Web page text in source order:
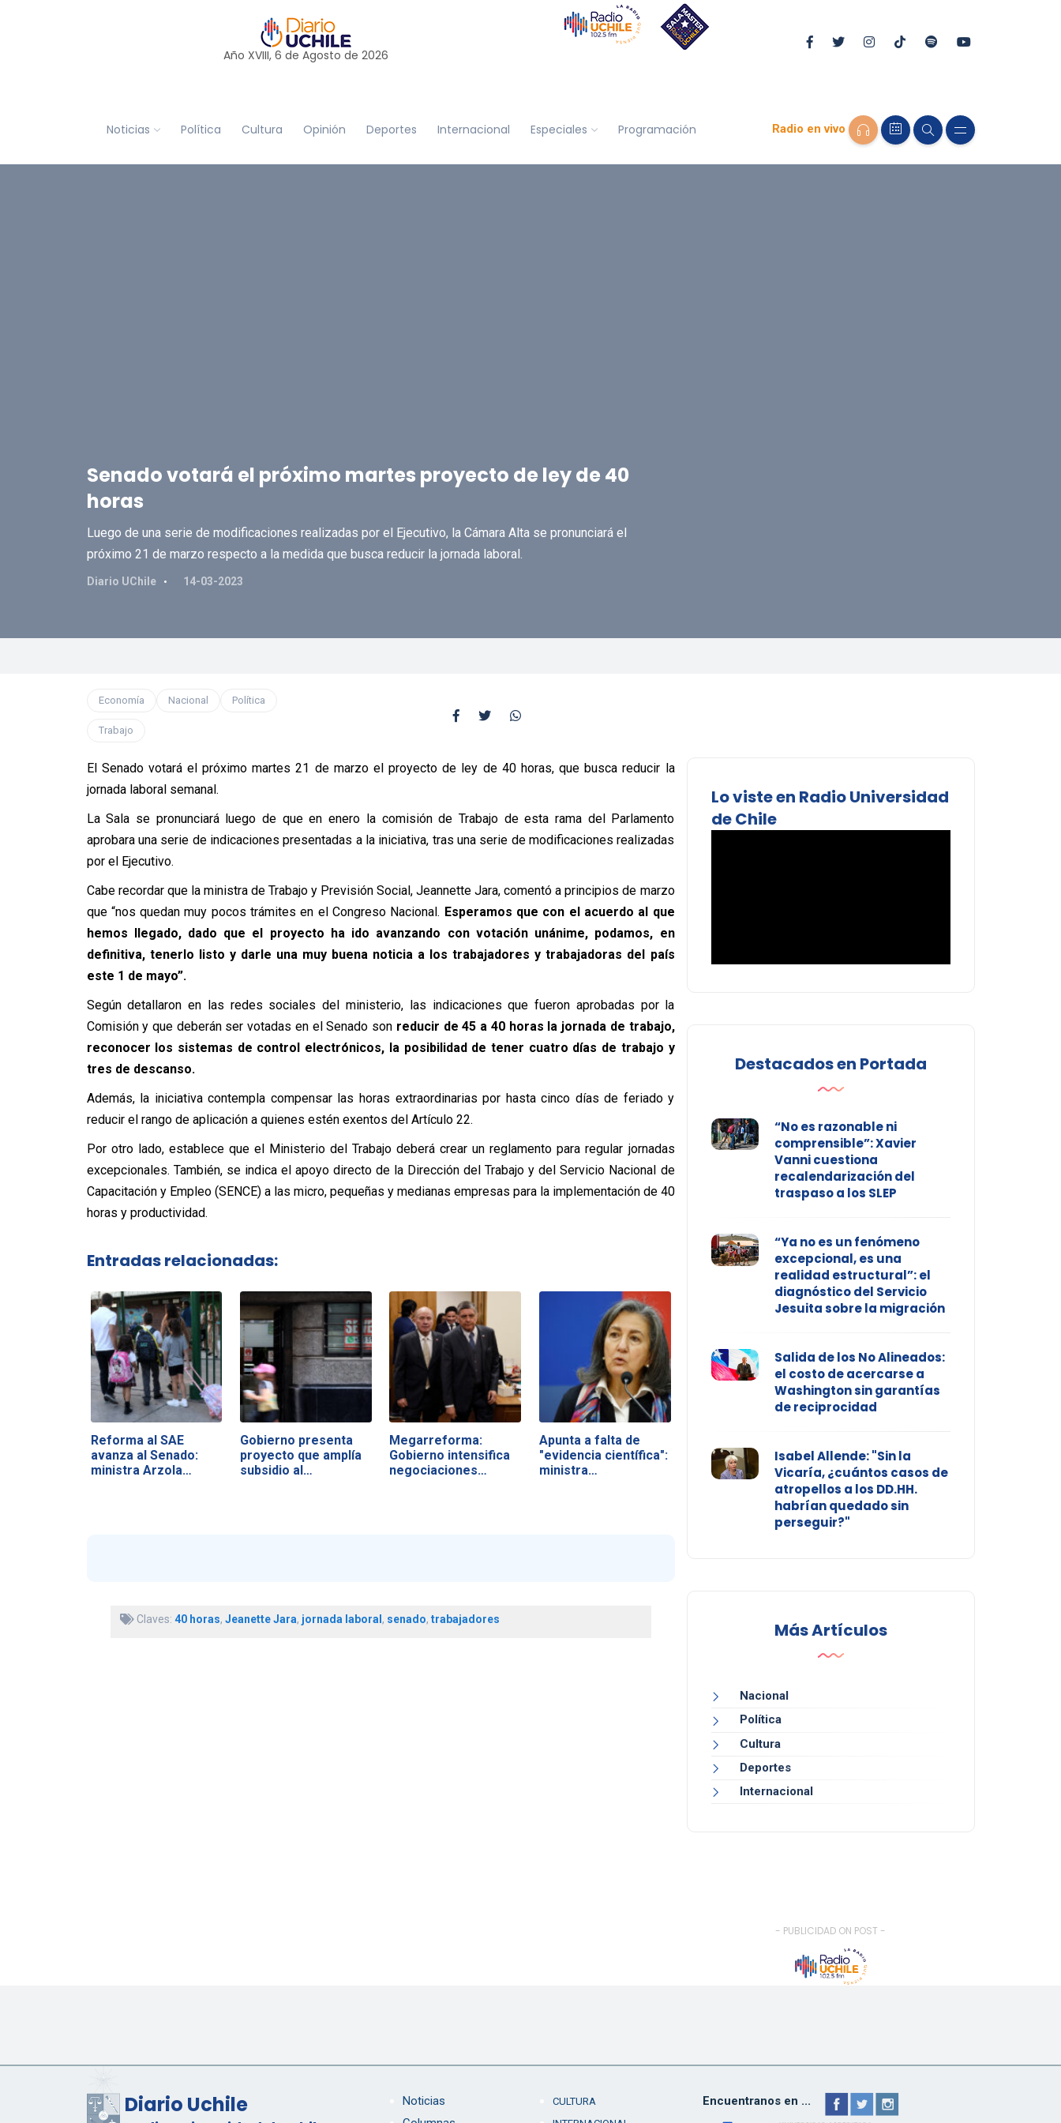
Año XVIII, 6 de Agosto de 2026
Noticias Política Cultura Opinión Deportes Internacional Especiales Programación Radio en vivo
Senado votará el próximo martes proyecto de ley de 40
horas
Luego de una serie de modificaciones realizadas por el Ejecutivo, la Cámara Alta se pronunciará el
próximo 21 de marzo respecto a la medida que busca reducir la jornada laboral.
Diario UChile 14-03-2023
Economía Nacional Política
Trabajo
El Senado votará el próximo martes 21 de marzo el proyecto de ley de 40 horas, que busca reducir la
jornada laboral semanal.
La Sala se pronunciará luego de que en enero la comisión de Trabajo de esta rama del Parlamento
aprobara una serie de indicaciones presentadas a la iniciativa, tras una serie de modificaciones realizadas
por el Ejecutivo.
Cabe recordar que la ministra de Trabajo y Previsión Social, Jeannette Jara, comentó a principios de marzo
que “nos quedan muy pocos trámites en el Congreso Nacional. Esperamos que con el acuerdo al que
hemos llegado, dado que el proyecto ha ido avanzando con votación unánime, podamos, en
definitiva, tenerlo listo y darle una muy buena noticia a los trabajadores y trabajadoras del país
este 1 de mayo”.
Según detallaron en las redes sociales del ministerio, las indicaciones que fueron aprobadas por la
Comisión y que deberán ser votadas en el Senado son reducir de 45 a 40 horas la jornada de trabajo,
reconocer los sistemas de control electrónicos, la posibilidad de tener cuatro días de trabajo y
tres de descanso.
Además, la iniciativa contempla compensar las horas extraordinarias por hasta cinco días de feriado y
reducir el rango de aplicación a quienes estén exentos del Artículo 22.
Por otro lado, establece que el Ministerio del Trabajo deberá crear un reglamento para regular jornadas
excepcionales. También, se indica el apoyo directo de la Dirección del Trabajo y del Servicio Nacional de
Capacitación y Empleo (SENCE) a las micro, pequeñas y medianas empresas para la implementación de 40
horas y productividad.
Entradas relacionadas:
Reforma al SAE
avanza al Senado:
ministra Arzola…
Gobierno presenta
proyecto que amplía
subsidio al…
Megarreforma:
Gobierno intensifica
negociaciones…
Apunta a falta de
"evidencia científica":
ministra…
Claves: 40 horas, Jeanette Jara, jornada laboral , senado, trabajadores
Lo viste en Radio Universidad
de Chile
Destacados en Portada
“No es razonable ni
comprensible”: Xavier
Vanni cuestiona
recalendarización del
traspaso a los SLEP
“Ya no es un fenómeno
excepcional, es una
realidad estructural”: el
diagnóstico del Servicio
Jesuita sobre la migración
Salida de los No Alineados:
el costo de acercarse a
Washington sin garantías
de reciprocidad
Isabel Allende: "Sin la
Vicaría, ¿cuántos casos de
atropellos a los DD.HH.
habrían quedado sin
perseguir?"
Más Artículos
Nacional
Política
Cultura
Deportes
Internacional
- PUBLICIDAD ON POST -
Diario Uchile
Noticias
CULTURA
Encuentranos en ...